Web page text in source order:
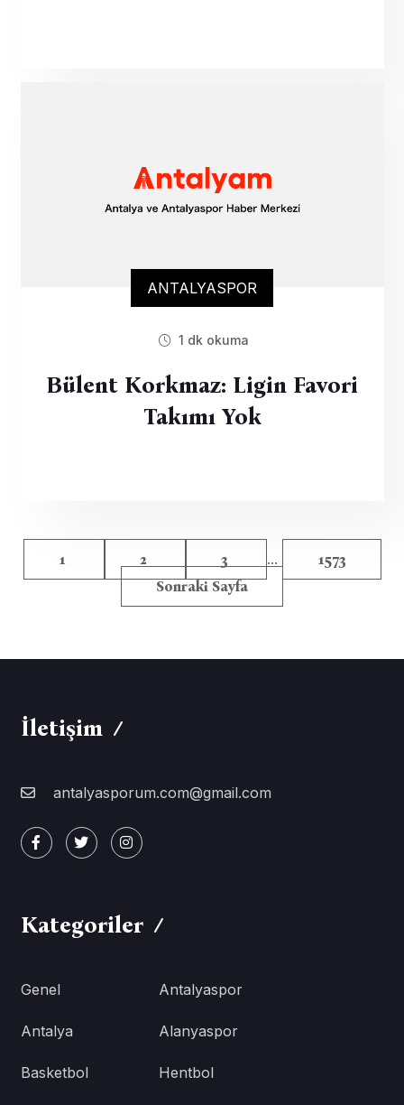
ANTALYASPOR
1 dk okuma
Bülent Korkmaz: Ligin Favori
Takımı Yok
1 2 3 ...
1573
Sonraki Sayfa
İletişim
antalyasporum.com@gmail.com
Kategoriler
Genel Antalyaspor
Antalya Alanyaspor
Basketbol Hentbol